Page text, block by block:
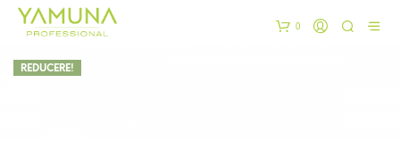
0
REDUCERE!